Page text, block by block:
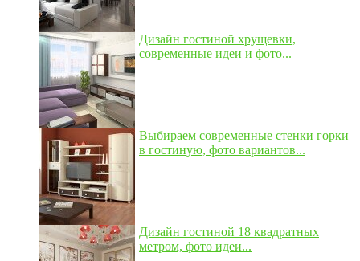
Дизайн гостиной хрущевки,
современные идеи и фото...
Выбираем современные стенки горки
в гостиную, фото вариантов...
Дизайн гостиной 18 квадратных
метром, фото идеи...